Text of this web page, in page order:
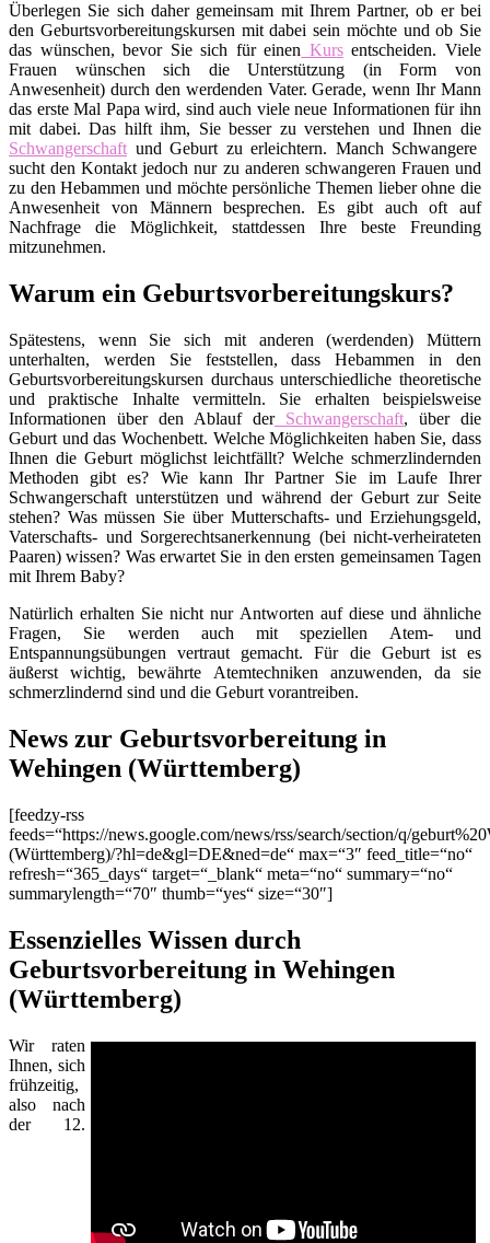
Überlegen Sie sich daher gemeinsam mit Ihrem Partner, ob er bei
den Geburtsvorbereitungskursen mit dabei sein möchte und ob Sie
das wünschen, bevor Sie sich für einen Kursentscheiden. Viele
Frauen wünschen sich die Unterstützung (in Form von
Anwesenheit) durch den werdenden Vater. Gerade, wenn Ihr Mann
das erste Mal Papa wird, sind auch viele neue Informationen für ihn
mit dabei. Das hilft ihm, Sie besser zu verstehen und Ihnen die
Schwangerschaft und Geburt zu erleichtern. Manch Schwangere
sucht den Kontakt jedoch nur zu anderen schwangeren Frauen und
zu den Hebammen und möchte persönliche Themen lieber ohne die
Anwesenheit von Männern besprechen. Es gibt auch oft auf
Nachfrage die Möglichkeit, stattdessen Ihre beste Freunding
mitzunehmen.
Warum ein Geburtsvorbereitungskurs?
Spätestens, wenn Sie sich mit anderen (werdenden) Müttern
unterhalten, werden Sie feststellen, dass Hebammen in den
Geburtsvorbereitungskursen durchaus unterschiedliche theoretische
und praktische Inhalte vermitteln. Sie erhalten beispielsweise
Informationen über den Ablauf derSchwangerschaft, über die
Geburt und das Wochenbett. Welche Möglichkeiten haben Sie, dass
Ihnen die Geburt möglichst leichtfällt? Welche schmerzlindernden
Methoden gibt es? Wie kann Ihr Partner Sie im Laufe Ihrer
Schwangerschaft unterstützen und während der Geburt zur Seite
stehen? Was müssen Sie über Mutterschafts- und Erziehungsgeld,
Vaterschafts- und Sorgerechtsanerkennung (bei nicht-verheirateten
Paaren) wissen? Was erwartet Sie in den ersten gemeinsamen Tagen
mit Ihrem Baby?
Natürlich erhalten Sie nicht nur Antworten auf diese und ähnliche
Fragen, Sie werden auch mit speziellen Atem- und
Entspannungsübungen vertraut gemacht. Für die Geburt ist es
äußerst wichtig, bewährte Atemtechniken anzuwenden, da sie
schmerzlindernd sind und die Geburt vorantreiben.
News zur Geburtsvorbereitung in
Wehingen (Württemberg)
[feedzy-rss
feeds=“https://news.google.com/news/rss/search/section/q/
(Württemberg)/?hl=de&gl=DE&ned=de“ max=“3″ feed_title=“no“
refresh=“365_days“ target=“_blank“ meta=“no“ summary=“no“
summarylength=“70″ thumb=“yes“ size=“30″]
Essenzielles Wissen durch
Geburtsvorbereitung in Wehingen
(Württemberg)
Wir raten
Ihnen, sich
frühzeitig,
also nach
der 12.